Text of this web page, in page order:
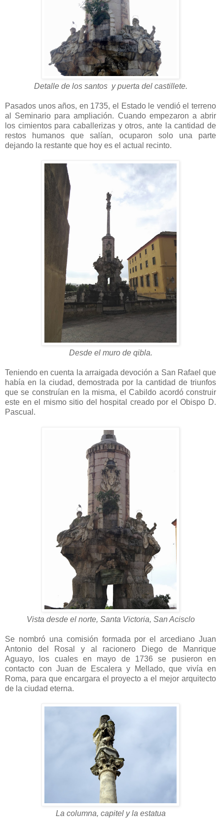
Detalle de los santos y puerta del castillete.
Pasados unos años, en 1735, el Estado le vendió el terreno
al Seminario para ampliación. Cuando empezaron a abrir
los cimientos para caballerizas y otros, ante la cantidad de
restos humanos que salían, ocuparon solo una parte
dejando la restante que hoy es el actual recinto.
Desde el muro de qibla.
Teniendo en cuenta la arraigada devoción a San Rafael que
había en la ciudad, demostrada por la cantidad de triunfos
que se construían en la misma, el Cabildo acordó construir
este en el mismo sitio del hospital creado por el Obispo D.
Pascual.
Vista desde el norte, Santa Victoria, San Acisclo
Se nombró una comisión formada por el arcediano Juan
Antonio del Rosal y al racionero Diego de Manrique
Aguayo, los cuales en mayo de 1736 se pusieron en
contacto con Juan de Escalera y Mellado, que vivía en
Roma, para que encargara el proyecto a el mejor arquitecto
de la ciudad eterna.
La columna, capitel y la estatua